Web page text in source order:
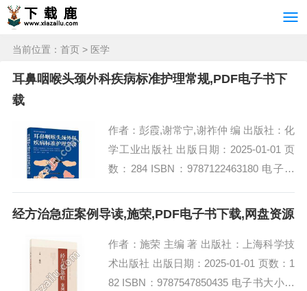
当前位置： 首页 > 医学
耳鼻咽喉头颈外科疾病标准护理常规,PDF电子书下
载
作者：彭霞,谢常宁,谢祚仲 编 出版社：化
学工业出版社 出版日期：2025-01-01 页
数：284 ISBN：9787122463180 电子书
经方治急症案例导读,施荣,PDF电子书下载,网盘资源
作者：施荣 主编 著 出版社：上海科学技
术出版社 出版日期：2025-01-01 页数：1
82 ISBN：9787547850435 电子书大小：